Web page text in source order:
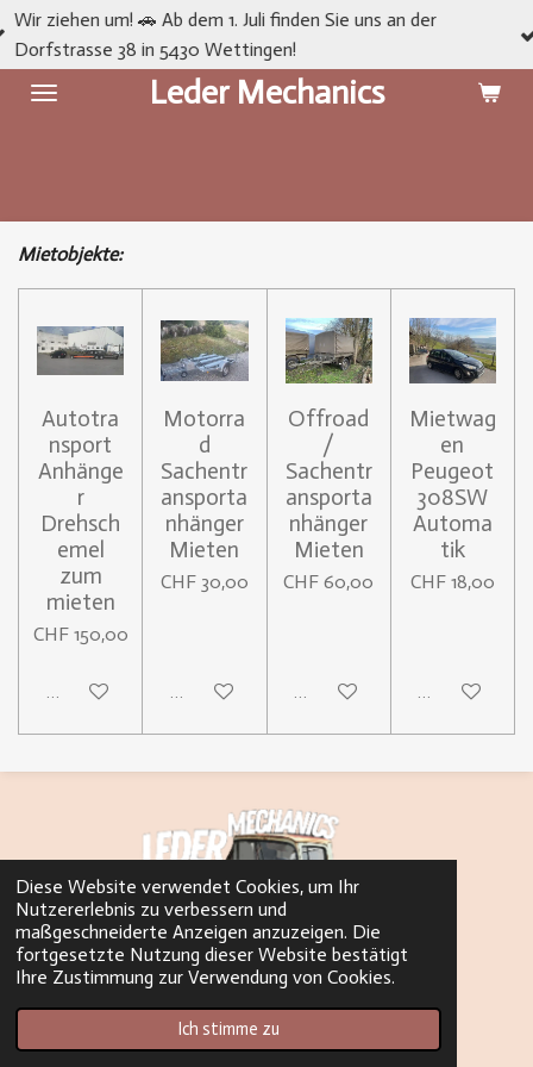
Diese Website verwendet Cookies, um Ihr
Nutzererlebnis zu verbessern und
maßgeschneiderte Anzeigen anzuzeigen. Die
fortgesetzte Nutzung dieser Website bestätigt
Ihre Zustimmung zur Verwendung von Cookies.
Ich stimme zu
Zum
Hauptinhalt
springen
Leder Mechanics
Ab dem 1. Juli finden Sie uns an der
in 5430 Wettingen!
Unsere
und Inhalte
Mietobjekte:
Autotra
nsport
Anhänge
r
Drehsch
emel
zum
mieten
CHF 150,00
In den Warenkorb
Motorra
d
Sachentr
ansporta
nhänger
Mieten
CHF 30,00
In den Warenkorb
Offroad
/
Sachentr
ansporta
nhänger
Mieten
CHF 60,00
In den Warenkorb
Mietwag
en
Peugeot
308SW
Automa
tik
CHF 18,00
In den
© 2023 - 2026 Leder Mechanics
Webador